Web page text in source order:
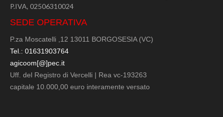
P.IVA, 02506310024
SEDE OPERATIVA
P.za Moscatelli ,12 13011 BORGOSESIA (VC)
Tel.: 01631903764
agicoom[@]pec.it
Uff. del Registro di Vercelli | Rea vc-193263
capitale 10.000,00 euro interamente versato